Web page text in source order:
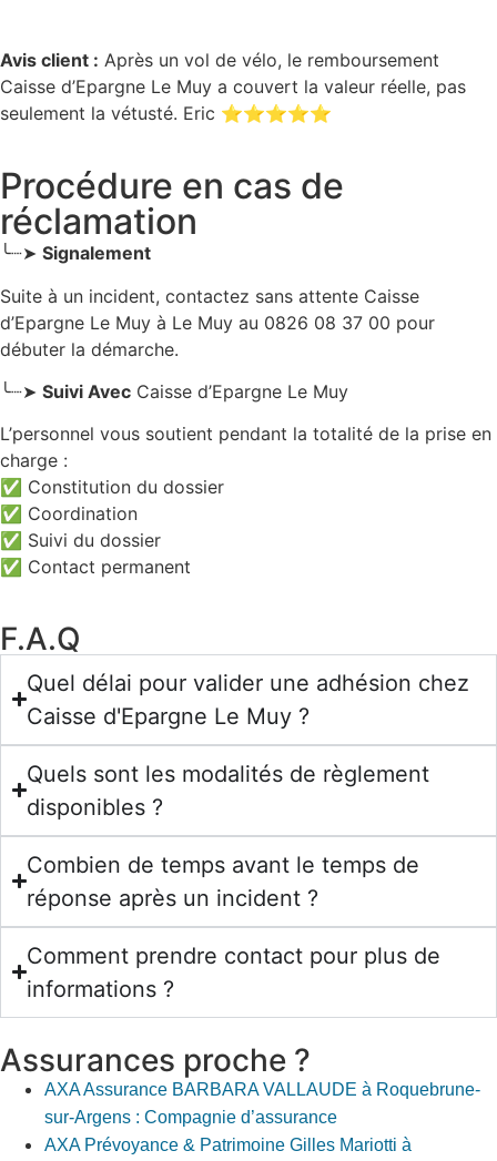
Avis client : Après un vol de vélo, le remboursement
Caisse d’Epargne Le Muy a couvert la valeur réelle, pas
seulement la vétusté. Eric ⭐⭐⭐⭐⭐
Procédure en cas de
réclamation
╰┈➤ Signalement
Suite à un incident, contactez sans attente Caisse
d’Epargne Le Muy à Le Muy au 0826 08 37 00 pour
débuter la démarche.
╰┈➤ Suivi Avec Caisse d’Epargne Le Muy
L’personnel vous soutient pendant la totalité de la prise en
charge :
✅ Constitution du dossier
✅ Coordination
✅ Suivi du dossier
✅ Contact permanent
F.A.Q
Quel délai pour valider une adhésion chez
Caisse d'Epargne Le Muy ?
Quels sont les modalités de règlement
disponibles ?
Combien de temps avant le temps de
réponse après un incident ?
Comment prendre contact pour plus de
informations ?
Assurances proche ?
AXA Assurance BARBARA VALLAUDE à Roquebrune-
sur-Argens : Compagnie d’assurance
AXA Prévoyance & Patrimoine Gilles Mariotti à